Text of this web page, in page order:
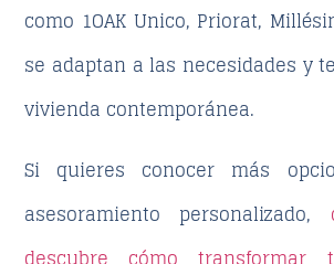
como 1OAK Unico, Priorat,
se adaptan a las necesidades y
vivienda contemporánea.
Si quieres conocer más
asesoramiento personalizado,